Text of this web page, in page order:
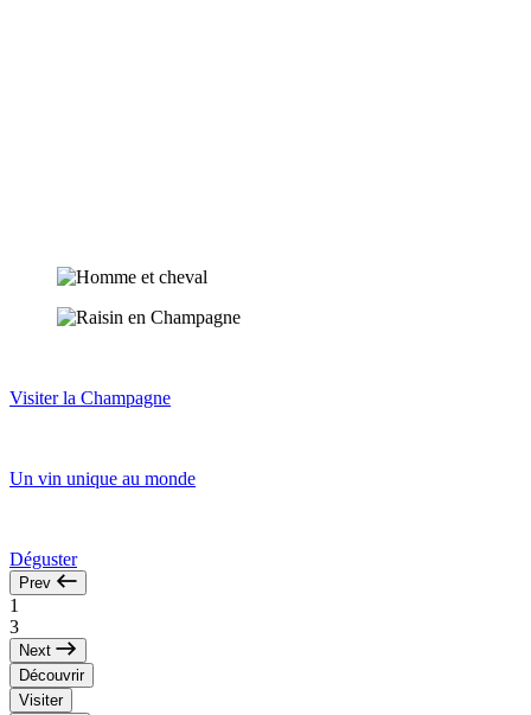
Visiter la Champagne
Un vin unique au monde
Déguster
Prev
1
3
Next
Découvrir
Visiter